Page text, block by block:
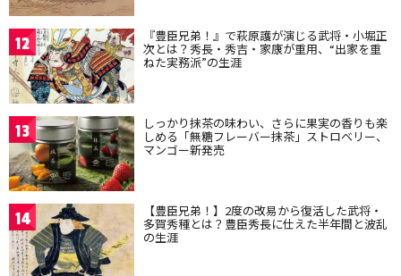
12 『豊臣兄弟！』で萩原護が演じる武将・小堀正
次とは？秀長・秀吉・家康が重用、“出家を重
ねた実務派”の生涯
13 しっかり抹茶の味わい、さらに果実の香りも楽
しめる「無糖フレーバー抹茶」ストロベリー、
マンゴー新発売
14 【豊臣兄弟！】2度の改易から復活した武将・
多賀秀種とは？豊臣秀長に仕えた半年間と波乱
の生涯